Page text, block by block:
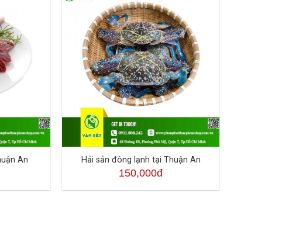
An Hải sản đông lạnh tại Thuận An
150,000đ